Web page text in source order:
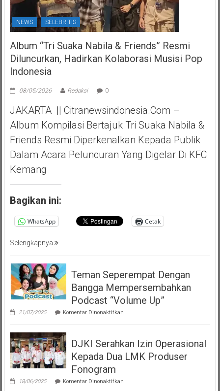
NEWS SELEBRITIS
Album “Tri Suaka Nabila & Friends” Resmi
Diluncurkan, Hadirkan Kolaborasi Musisi Pop
Indonesia
08/05/2026 Redaksi 0
JAKARTA || Citranewsindonesia.com –
Album Kompilasi Bertajuk Tri Suaka Nabila &
Friends Resmi Diperkenalkan Kepada Publik
Dalam Acara Peluncuran Yang Digelar Di KFC
Kemang
Bagikan ini:
WhatsApp Cetak
Selengkapnya
Teman Seperempat Dengan
Bangga Mempersembahkan
Podcast “Volume Up”
21/07/2025 Komentar Dinonaktifkanpada
Seperempat
Bangga
Mempersembahkan
Podcast
DJKI Serahkan Izin Operasional
Kepada Dua LMK Produser
Fonogram
18/06/2025 Komentar Dinonaktifkanpada